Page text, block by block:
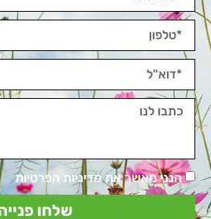
הנני מאשר את מדיניות הפרטיות
שלחו